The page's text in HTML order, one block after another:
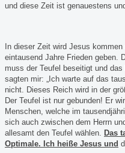
und diese Zeit ist genauestens
In dieser Zeit wird Jesus
eintausend Jahre Frieden geben.
muss der Teufel beseitigt und
sagten mir: „Ich warte auf das
nicht. Dieses Reich wird in der
Der Teufel ist nur gebunden! Er
Menschen, welche im
sich auch zwischen dem Herrn
allesamt den Teufel wählen.
Das
Optimale. Ich heiße Jesus und